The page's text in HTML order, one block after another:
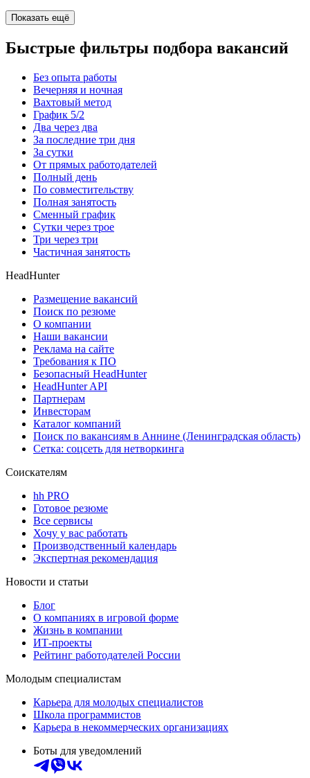
Показать ещё
Быстрые фильтры подбора вакансий
Без опыта работы
Вечерняя и ночная
Вахтовый метод
График 5/2
Два через два
За последние три дня
За сутки
От прямых работодателей
Полный день
По совместительству
Полная занятость
Сменный график
Сутки через трое
Три через три
Частичная занятость
HeadHunter
Размещение вакансий
Поиск по резюме
О компании
Наши вакансии
Реклама на сайте
Требования к ПО
Безопасный HeadHunter
HeadHunter API
Партнерам
Инвесторам
Каталог компаний
Поиск по вакансиям в Аннине (Ленинградская область)
Сетка: соцсеть для нетворкинга
Соискателям
hh PRO
Готовое резюме
Все сервисы
Хочу у вас работать
Производственный календарь
Экспертная рекомендация
Новости и статьи
Блог
О компаниях в игровой форме
Жизнь в компании
ИТ-проекты
Рейтинг работодателей России
Молодым специалистам
Карьера для молодых специалистов
Школа программистов
Карьера в некоммерческих организациях
Боты для уведомлений